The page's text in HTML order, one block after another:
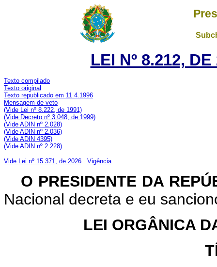
LEI Nº 8.212,
Texto compilado
Texto original
Texto republicado em 11.4.1996
Mensagem de veto
(Vide Lei nº 8.222, de 1991)
(Vide Decreto nº 3.048, de 1999)
(Vide ADIN nº 2.028)
(Vide ADIN nº 2.036)
(Vide ADIN 4395)
(Vide ADIN nº 2.228)
Vide Lei nº 15.371, de 2026 Vigência
O PRESIDENTE DA
Nacional decreta e eu
LEI ORGÂNICA